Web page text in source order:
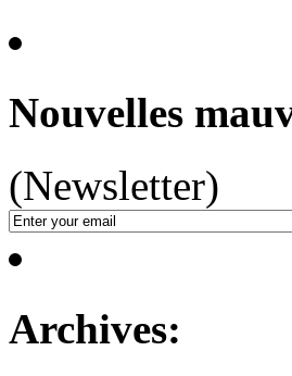
Nouvelles
(Newsletter)
Archives: